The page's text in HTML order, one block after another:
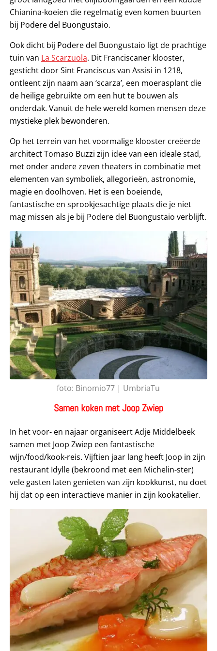
Chianina-koeien die regelmatig even komen buurten
bij Podere del Buongustaio.
Ook dicht bij Podere del Buongustaio ligt de prachtige
tuin van La Scarzuola. Dit Franciscaner klooster,
gesticht door Sint Franciscus van Assisi in 1218,
ontleent zijn naam aan ‘scarza’, een moerasplant die
de heilige gebruikte om een hut te bouwen als
onderdak. Vanuit de hele wereld komen mensen deze
mystieke plek bewonderen.
Op het terrein van het voormalige klooster creëerde
architect Tomaso Buzzi zijn idee van een ideale stad,
met onder andere zeven theaters in combinatie met
elementen van symboliek, allegorieën, astronomie,
magie en doolhoven. Het is een boeiende,
fantastische en sprookjesachtige plaats die je niet
mag missen als je bij Podere del Buongustaio verblijft.
foto: Binomio77 | UmbriaTu
Samen koken met Joop Zwiep
In het voor- en najaar organiseert Adje Middelbeek
samen met Joop Zwiep een fantastische
wijn/food/kook-reis. Vijftien jaar lang heeft Joop in zijn
restaurant Idylle (bekroond met een Michelin-ster)
vele gasten laten genieten van zijn kookkunst, nu doet
hij dat op een interactieve manier in zijn kookatelier.